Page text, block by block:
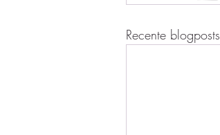
Recente blogposts